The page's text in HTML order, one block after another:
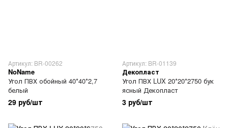
Артикул: BR-00262
NoName
Угол ПВХ обойный 40*40*2,7
белый
29 руб/шт
Артикул: BR-01139
Декопласт
Угол ПВХ LUX 20*20*2750 бук
ясный Декопласт
3 руб/шт